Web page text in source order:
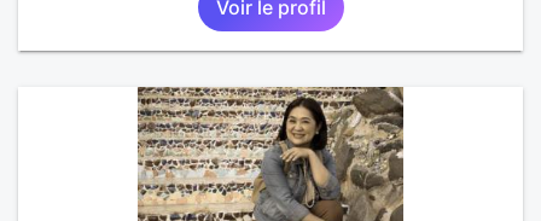
Voir le profil